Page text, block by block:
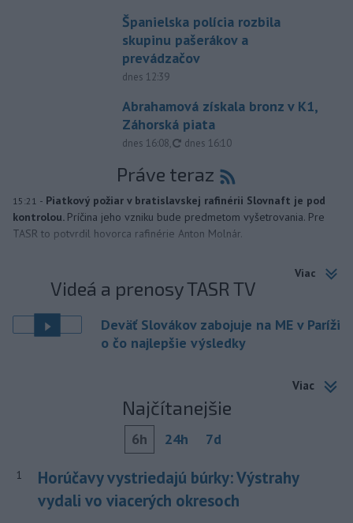
Španielska polícia rozbila
skupinu pašerákov a
prevádzačov
dnes 12:39
Abrahamová získala bronz v K1,
Záhorská piata
dnes 16:08, aktualizované
dnes 16:10
Práve teraz
15:21 - Piatkový požiar v bratislavskej rafinérii Slovnaft je pod
kontrolou. Príčina jeho vzniku bude predmetom vyšetrovania. Pre
TASR to potvrdil hovorca rafinérie Anton Molnár.
Viac
Videá a prenosy TASR TV
Deväť Slovákov zabojuje na ME v Paríži
o čo najlepšie výsledky
Viac
Najčítanejšie
6h 24h 7d
1
Horúčavy vystriedajú búrky: Výstrahy
vydali vo viacerých okresoch